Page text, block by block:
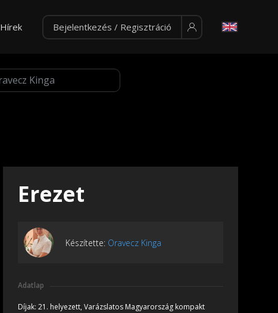
Hírek Bejelentkezés / Regisztráció
Erezet
Készítette: Oravecz Kinga
Adatlap
Díjak: 21. helyezett, Varázslatos Magyarország kompakt